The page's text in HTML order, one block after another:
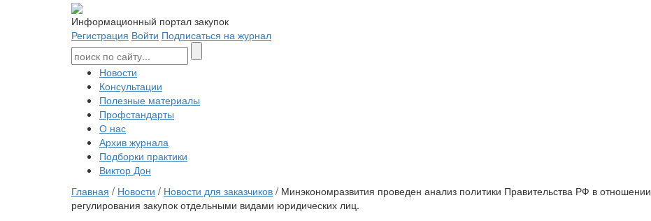
Информационный портал закупок
Регистрация Войти Подписаться на журнал
Новости
Консультации
Полезные материалы
Профстандарты
О нас
Архив журнала
Подборки практики
Виктор Дон
Главная / Новости / Новости для заказчиков / Минэкономразвития проведен анализ политики Правительства РФ в отношении
регулирования закупок отдельными видами юридических лиц.